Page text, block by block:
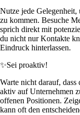
Nutze jede Gelegenheit,
zu kommen. Besuche
sprich direkt mit
du nicht nur Kontakte
Eindruck hinterlassen.
✨Sei proaktiv!
Warte nicht darauf,
aktiv auf Unternehmen
offenen Positionen.
kann oft den